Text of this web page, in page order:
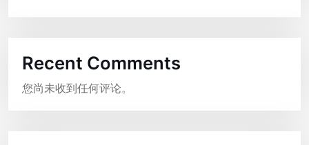
Recent Comments
您尚未收到任何评论。